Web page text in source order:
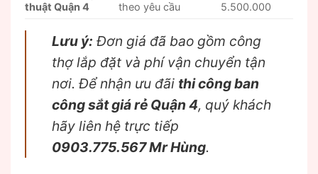
thuật Quận 4 theo yêu cầu 5.500.000
Lưu ý: Đơn giá đã bao gồm công
thợ lắp đặt và phí vận chuyển tận
nơi. Để nhận ưu đãi thi công ban
công sắt giá rẻ Quận 4, quý khách
hãy liên hệ trực tiếp
0903.775.567 Mr Hùng.